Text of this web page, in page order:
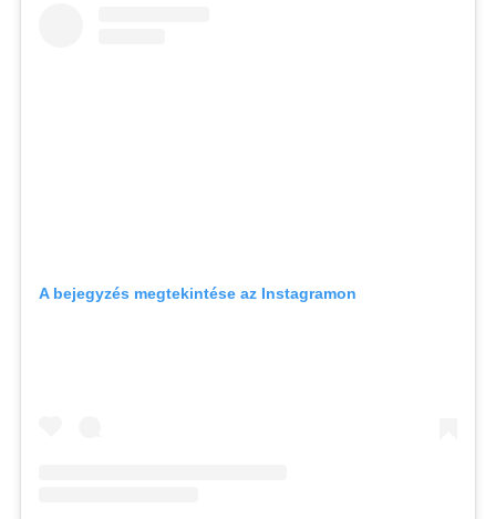
A bejegyzés megtekintése az Instagramon